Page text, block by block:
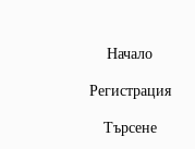
Начало
Регистрация
Търсене